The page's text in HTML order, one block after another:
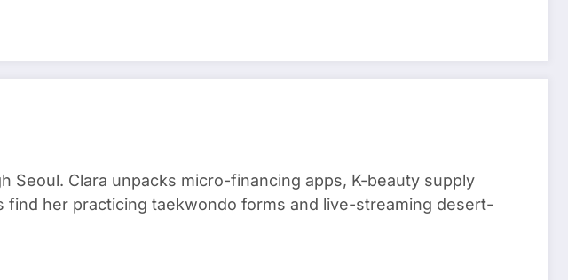
Seoul. Clara unpacks micro-financing apps, K-beauty supply
find her practicing taekwondo forms and live-streaming desert-